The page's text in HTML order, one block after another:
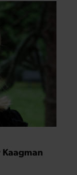
Kaagman